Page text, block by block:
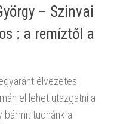
– Szinvai
: a remíztől a
élvezetes
el lehet utazgatni a
bármit tudnánk a